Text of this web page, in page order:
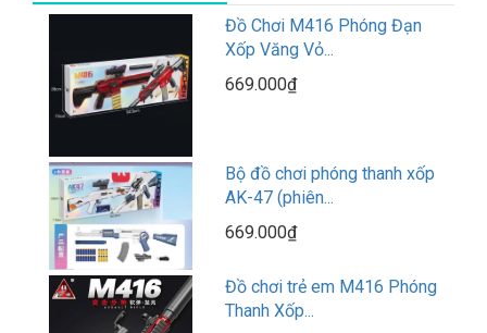
Đồ Chơi M416 Phóng Đạn
Xốp Văng Vỏ...
669.000₫
Bộ đồ chơi phóng thanh xốp
AK-47 (phiên...
669.000₫
Đồ chơi trẻ em M416 Phóng
Thanh Xốp...